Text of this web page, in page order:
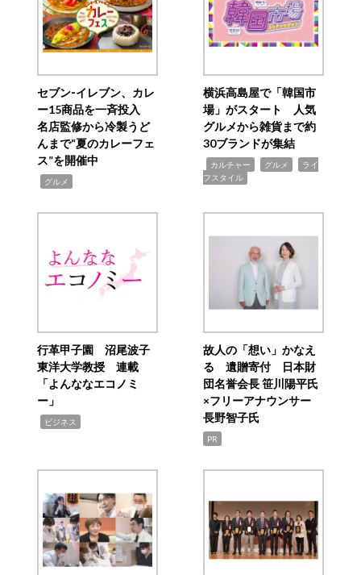
セブン‐イレブン、カレ
ー15商品を一斉投入
名店監修から冷製うど
んまで“夏のカレーフェ
ス”を開催中
グルメ
横浜高島屋で「韓国市
場」がスタート 人気
グルメから雑貨まで約
30ブランドが集結
カルチャー グルメ
ライ
フスタイル
行革甲子園 沼尾波子
東洋大学教授 連載
「よんななエコノミ
ー」
ビジネス
故人の「想い」かなえ
る 遺贈寄付 日本財
団名誉会長 笹川陽平氏
×フリーアナウンサー
長野智子氏
PR